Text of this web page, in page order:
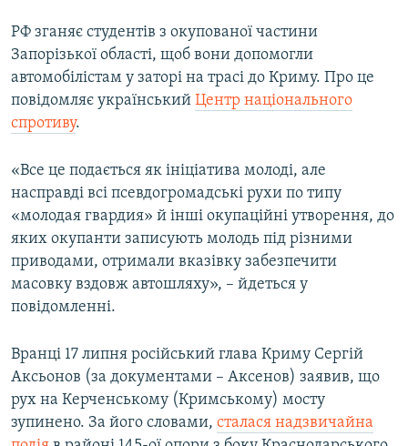
Усі сайти RFE/RL
РФ зганяє студентів з окупованої частини
Запорізької області, щоб вони допомогли
автомобілістам у заторі на трасі до Криму. Про це
повідомляє український Центр національного
спротиву.
«Все це подається як ініціатива молоді, але
насправді всі псевдогромадські рухи по типу
«молодая гвардия» й інші окупаційні утворення, до
яких окупанти записують молодь під різними
приводами, отримали вказівку забезпечити
масовку вздовж автошляху», – йдеться у
повідомленні.
Вранці 17 липня російський глава Криму Сергій
Аксьонов (за документами – Аксенов) заявив, що
рух на Керченському (Кримському) мосту
зупинено. За його словами, сталася надзвичайна